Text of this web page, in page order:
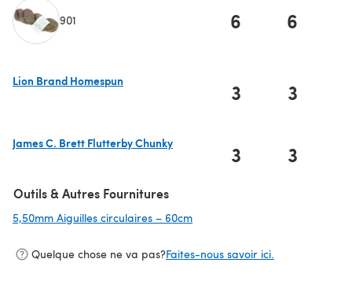
901 6 6
Lion Brand Homespun
3 3
James C. Brett Flutterby Chunky
3 3
Outils & Autres Fournitures
5,50mm Aiguilles circulaires – 60cm
Quelque chose ne va pas?Faites-nous savoir ici.